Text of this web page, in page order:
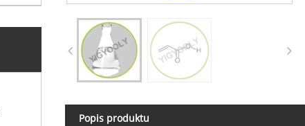
Popis produktu